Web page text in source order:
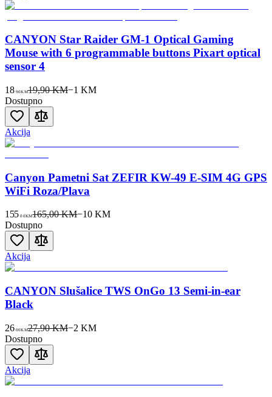
CANYON Star Raider GM-1 Optical Gaming
Mouse with 6 programmable buttons Pixart optical
sensor 4
18 90KM19,90 KM−1 KM
Dostupno
Akcija
Canyon Pametni Sat ZEFIR KW-49 E-SIM 4G GPS
WiFi Roza/Plava
155 00KM165,00 KM−10 KM
Dostupno
Akcija
CANYON Slušalice TWS OnGo 13 Semi-in-ear
Black
26 00KM27,90 KM−2 KM
Dostupno
Akcija